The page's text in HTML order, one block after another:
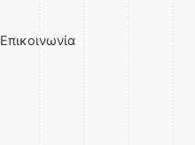
Επικοινωνία